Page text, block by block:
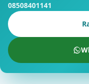
08508401141